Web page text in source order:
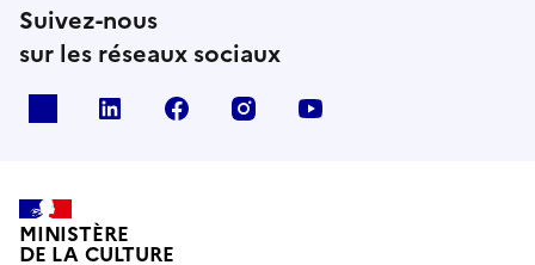
Suivez-nous
sur les réseaux sociaux
linkedin facebook instagram
MINISTÈRE
DE LA CULTURE